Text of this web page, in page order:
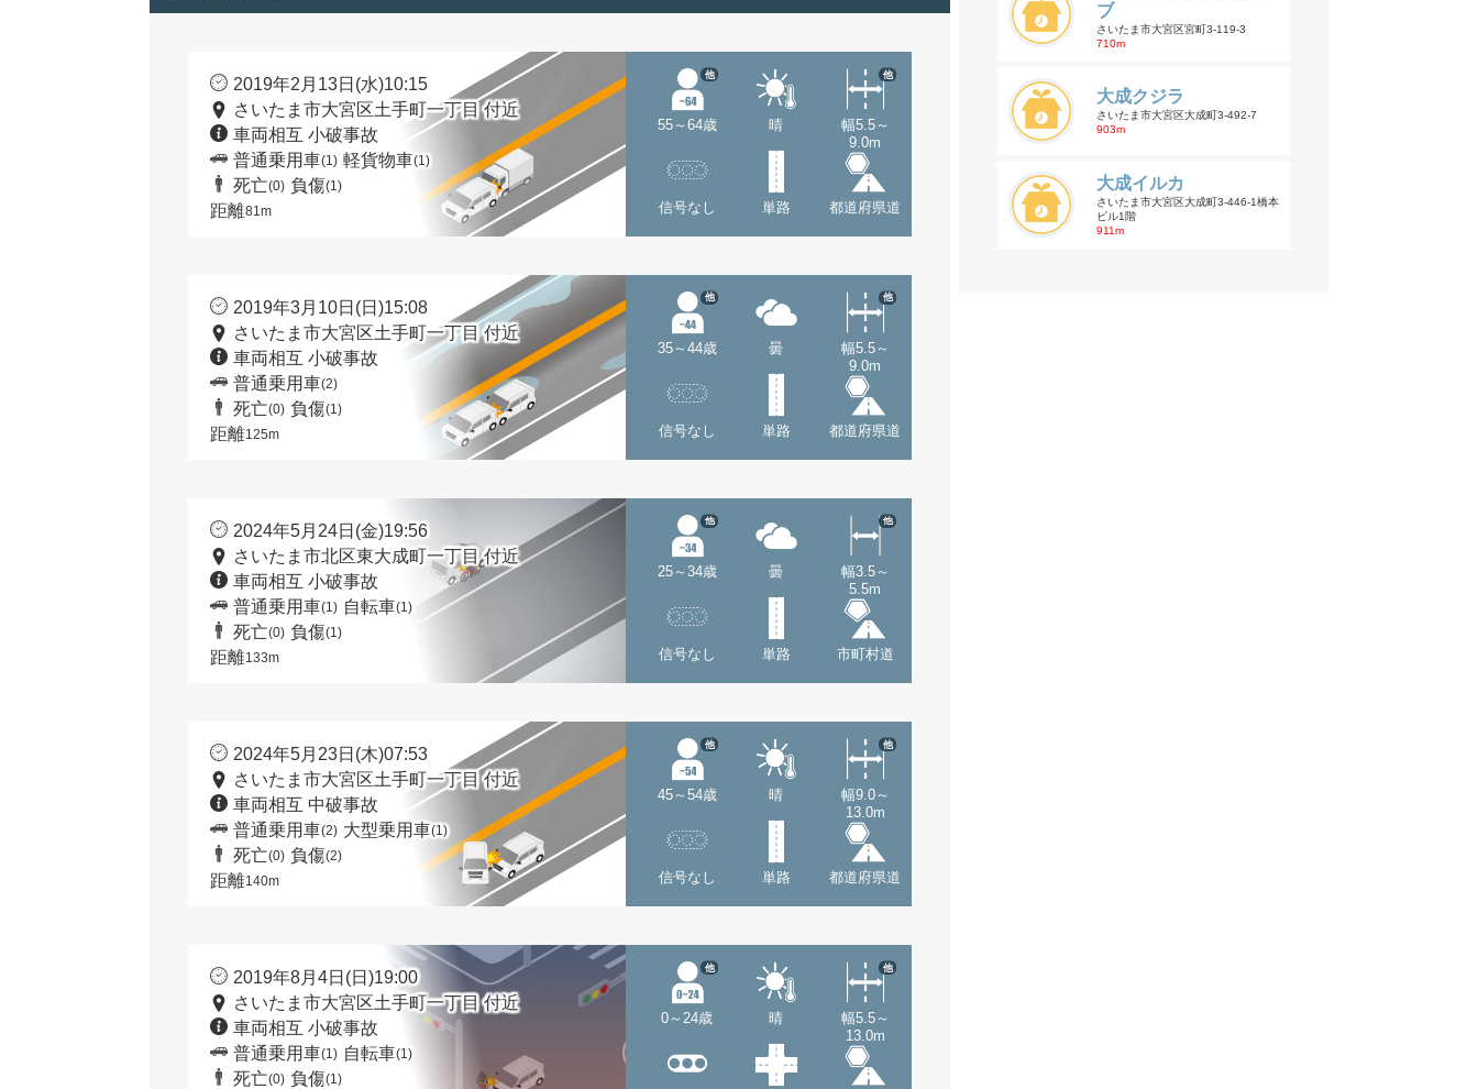
2019年2月13日(水)10:15
さいたま市大宮区土手町一丁目 付近
車両相互 小破事故
普通乗用車(1) 軽貨物車(1)
死亡(0) 負傷(1)
距離81m
55～64歳
他
晴
幅5.5～
9.0m
他
信号なし 単路 都道府県道
2019年3月10日(日)15:08
さいたま市大宮区土手町一丁目 付近
車両相互 小破事故
普通乗用車(2)
死亡(0) 負傷(1)
距離125m
35～44歳
他
曇
幅5.5～
9.0m
他
信号なし 単路 都道府県道
2024年5月24日(金)19:56
さいたま市北区東大成町一丁目 付近
車両相互 小破事故
普通乗用車(1) 自転車(1)
死亡(0) 負傷(1)
距離133m
25～34歳
他
曇
幅3.5～
5.5m
他
信号なし 単路 市町村道
2024年5月23日(木)07:53
さいたま市大宮区土手町一丁目 付近
車両相互 中破事故
普通乗用車(2) 大型乗用車(1)
死亡(0) 負傷(2)
距離140m
45～54歳
他
晴
幅9.0～
13.0m
他
信号なし 単路 都道府県道
2019年8月4日(日)19:00
さいたま市大宮区土手町一丁目 付近
車両相互 小破事故
普通乗用車(1) 自転車(1)
死亡(0) 負傷(1)
0～24歳
他
晴
幅5.5～
13.0m
他
ブ
さいたま市大宮区宮町3-119-3
710m
大成クジラ
さいたま市大宮区大成町3-492-7
903m
大成イルカ
さいたま市大宮区大成町3-446-1橋本
ビル1階
911m